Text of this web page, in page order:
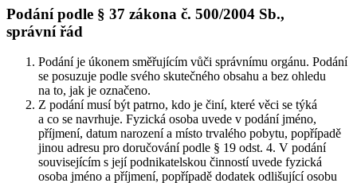
Podání podle § 37 zákona č. 500/2004 Sb.,
správní řád
Podání je úkonem směřujícím vůči správnímu orgánu. Podání
se posuzuje podle svého skutečného obsahu a bez ohledu
na to, jak je označeno.
Z podání musí být patrno, kdo je činí, které věci se týká
a co se navrhuje. Fyzická osoba uvede v podání jméno,
příjmení, datum narození a místo trvalého pobytu, popřípadě
jinou adresu pro doručování podle § 19 odst. 4. V podání
souvisejícím s její podnikatelskou činností uvede fyzická
osoba jméno a příjmení, popřípadě dodatek odlišující osobu